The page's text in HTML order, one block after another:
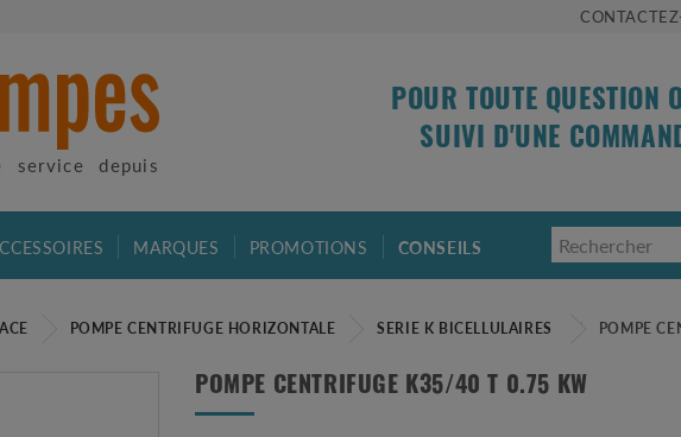
depuis
POUR TOUTE QUESTION
SUIVI D'UNE
MARQUES PROMOTIONS CONSEILS
POMPE CENTRIFUGE HORIZONTALE SERIE K BICELLULAIRES POMPE
POMPE CENTRIFUGE K35/40 T 0.75 KW